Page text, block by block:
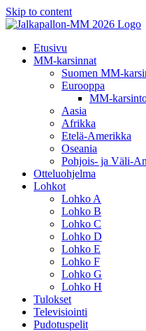
Skip to content
Etusivu
MM-karsinnat
Suomen MM-
Eurooppa
MM-
Aasia
Afrikka
Etelä-Amerikka
Oseania
Pohjois- ja Väli-
Otteluohjelma
Lohkot
Lohko A
Lohko B
Lohko C
Lohko D
Lohko E
Lohko F
Lohko G
Lohko H
Tulokset
Televisiointi
Pudotuspelit